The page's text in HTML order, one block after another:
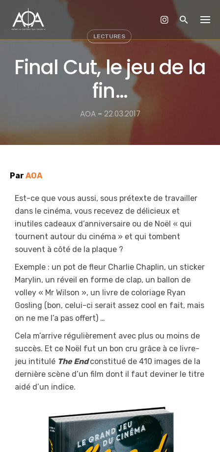
content
LECTURES
Final Cut, le jeu de la
fin…
AOA - 22.03.2017
Par AOA
Est-ce que vous aussi, sous prétexte de travailler
dans le cinéma, vous recevez de délicieux et
inutiles cadeaux d’anniversaire ou de Noël « qui
tournent autour du cinéma » et qui tombent
souvent à côté de la plaque ?
Exemple : un pot de fleur Charlie Chaplin, un sticker
Marylin, un réveil en forme de clap, un ballon de
volley « Mr Wilson », un livre de coloriage Ryan
Gosling (bon, celui-ci serait assez cool en fait, mais
on ne me l’a pas offert) …
Cela m’arrive régulièrement avec plus ou moins de
succès. Et ce Noël fut un bon cru grâce à ce livre-
jeu intitulé The Endconstitué de 410 images de la
dernière scène d’un film dont il faut deviner le titre
aidé d’un indice.